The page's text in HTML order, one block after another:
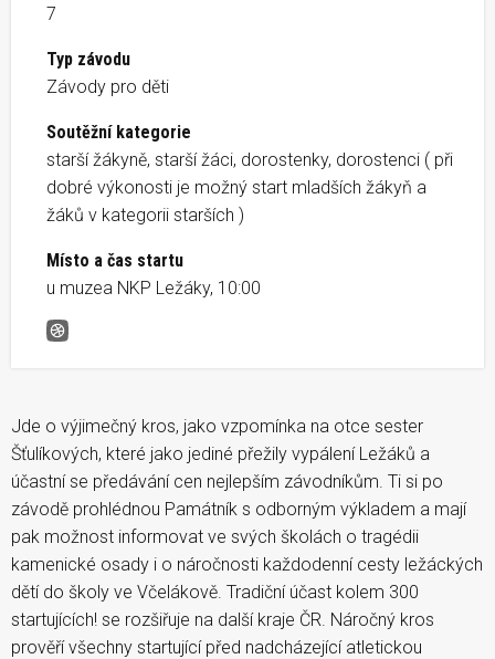
7
Typ závodu
Závody pro děti
Soutěžní kategorie
starší žákyně, starší žáci, dorostenky, dorostenci ( při
dobré výkonosti je možný start mladších žákyň a
žáků v kategorii starších )
Místo a čas startu
u muzea NKP Ležáky, 10:00
Memoriál Josefa Štulíka &#8211; závod pro děti
Jde o výjimečný kros, jako vzpomínka na otce sester
Šťulíkových, které jako jediné přežily vypálení Ležáků a
účastní se předávání cen nejlepším závodníkům. Ti si po
závodě prohlédnou Památník s odborným výkladem a mají
pak možnost informovat ve svých školách o tragédii
kamenické osady i o náročnosti každodenní cesty ležáckých
dětí do školy ve Včelákově. Tradiční účast kolem 300
startujících! se rozšiřuje na další kraje ČR. Náročný kros
prověří všechny startující před nadcházející atletickou